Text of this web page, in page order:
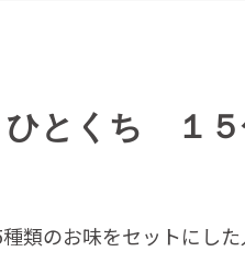
とくち １５
類のお味をセットにし